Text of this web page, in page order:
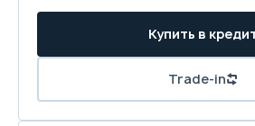
Купить в
Trade-in